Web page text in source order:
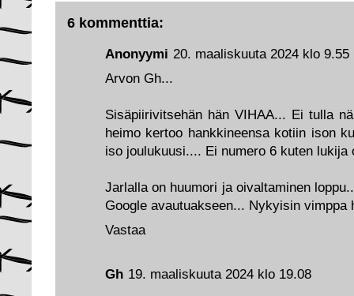
6 kommenttia:
Gh 19. maaliskuuta 2024 klo 19.08
Anonyymi 20. maaliskuuta 2024 klo 9.55
Arvon Gh...
Sisäpiirivitsehän hän VIHAA... Ei tulla
heimo kertoo hankkineensa kotiin ison
iso joulukuusi.... Ei numero 6 kuten lukija
Jarlalla on huumori ja oivaltaminen
Google avautuakseen... Nykyisin
Vastaa